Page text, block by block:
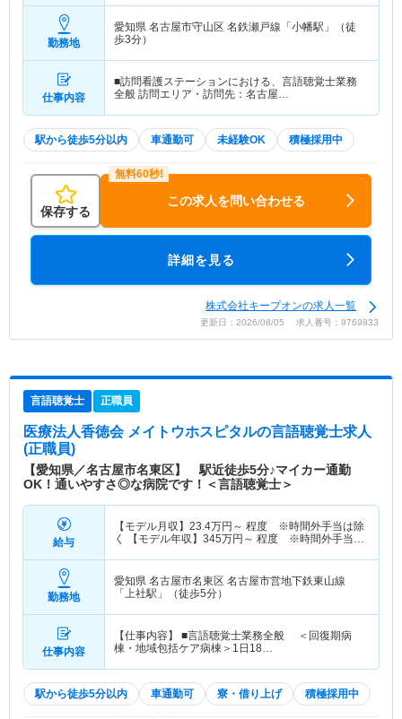
勤務地
愛知県 名古屋市守山区 名鉄瀬戸線「小幡駅」（徒
歩3分）
仕事内容
■訪問看護ステーションにおける、言語聴覚士業務
全般 訪問エリア・訪問先：名古屋…
駅から徒歩5分以内 車通勤可 未経験OK 積極採用中
保存する
この求人を問い合わせる
詳細を見る
株式会社キープオンの求人一覧
更新日：2026/08/05 求人番号：9769833
言語聴覚士 正職員
医療法人香徳会 メイトウホスピタルの言語聴覚士求人
(正職員)
【愛知県／名古屋市名東区】 駅近徒歩5分♪マイカー通勤
OK！通いやすさ◎な病院です！＜言語聴覚士＞
給与
【モデル月収】 23.4万円～ 程度 ※時間外手当は除
く 【モデル年収】 345万円～ 程度 ※時間外手当は
勤務地
愛知県 名古屋市名東区 名古屋市営地下鉄東山線
「上社駅」（徒歩5分）
仕事内容
【仕事内容】 ■言語聴覚士業務全般 ＜回復期病
棟・地域包括ケア病棟＞1日18…
駅から徒歩5分以内 車通勤可 寮・借り上げ 積極採用中